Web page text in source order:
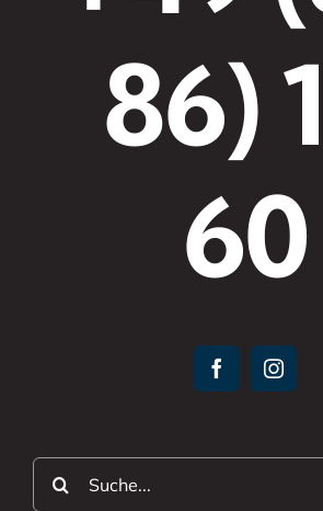
86)
60
Suche
nach: